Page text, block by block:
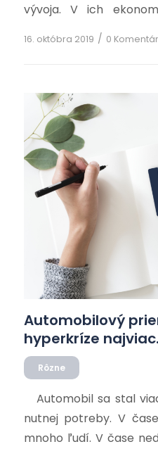
vývoja. V ich
miesta pre
uvažujú o kríze,
podobne pristupujú
mnohí liberálni
iným spôsobom), že je
16. októbra 2019 / 0
Rôzne
Automobilový
hyperkríze najviac.
Automobil sa stal
nutnej potreby. V
mnoho ľudí. V čase